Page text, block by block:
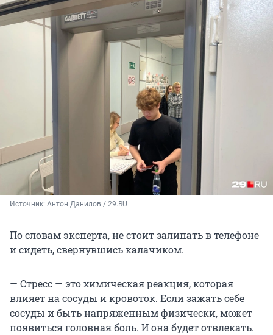
Источник: Антон Данилов / 29.RU
По словам эксперта, не стоит залипать в телефоне
и сидеть, свернувшись калачиком.
— Стресс — это химическая реакция, которая
влияет на сосуды и кровоток. Если зажать себе
сосуды и быть напряженным физически, может
появиться головная боль. И она будет отвлекать.